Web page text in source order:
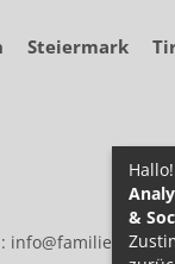
Steiermark
info@familie.at
&